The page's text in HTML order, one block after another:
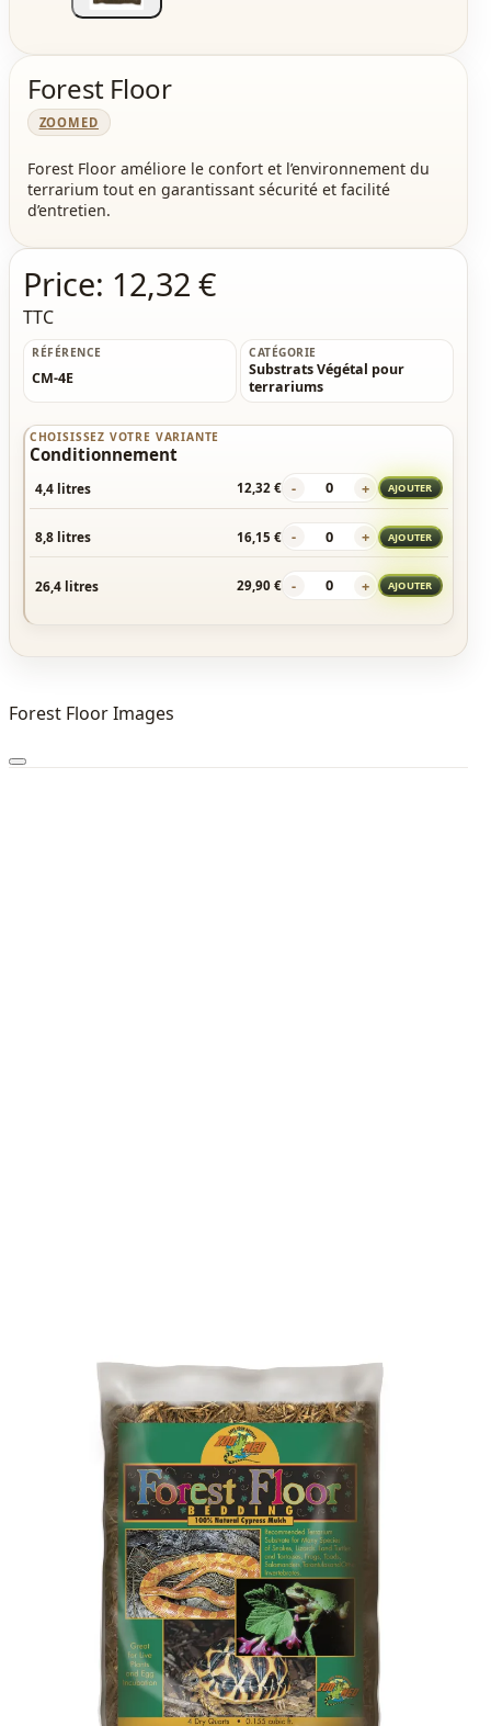
Forest Floor
ZOOMED
Forest Floor améliore le confort et l’environnement du
terrarium tout en garantissant sécurité et facilité
d’entretien.
Price: 12,32 €
TTC
RÉFÉRENCE
CM-4E
CATÉGORIE
Substrats Végétal pour
terrariums
CHOISISSEZ VOTRE VARIANTE
Conditionnement
4,4 litres 12,32 € - + AJOUTER
8,8 litres 16,15 € - + AJOUTER
26,4 litres 29,90 € - + AJOUTER
Forest Floor Images